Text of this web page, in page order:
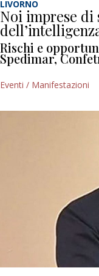
LIVORNO
Noi imprese di
Rischi e
Spedimar,
Eventi / Manifestazioni